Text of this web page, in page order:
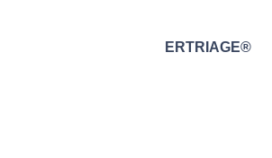
ERTRIAGE®